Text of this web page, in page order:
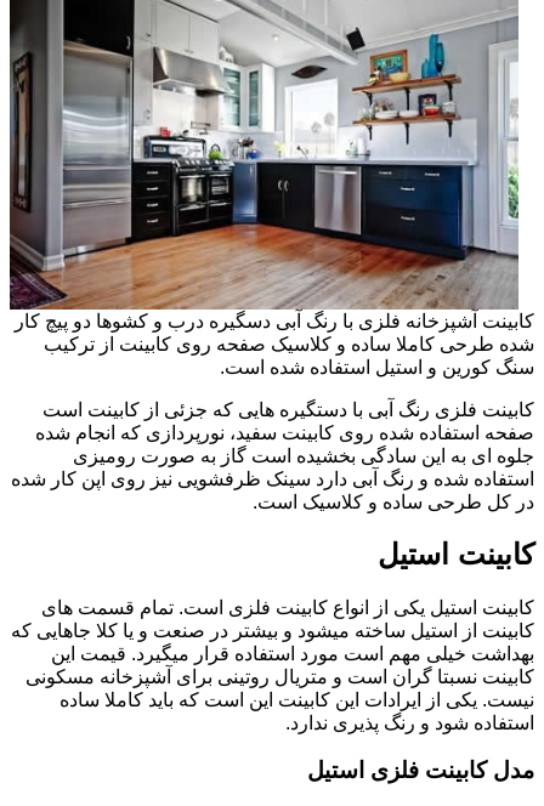
کابینت آشپزخانه فلزی با رنگ آبی دسگیره درب و کشوها دو پیچ کار
شده طرحی کاملا ساده و کلاسیک صفحه روی کابینت از ترکیب
سنگ کورین و استیل استفاده شده است.
کابینت فلزی رنگ آبی با دستگیره هایی که جزئی از کابینت است
صفحه استفاده شده روی کابینت سفید، نورپردازی که انجام شده
جلوه ای به این سادگی بخشیده است گاز به صورت رومیزی
استفاده شده و رنگ آبی دارد سینک ظرفشویی نیز روی اپن کار شده
در کل طرحی ساده و کلاسیک است.
کابینت استیل
کابینت استیل یکی از انواع کابینت فلزی است. تمام قسمت های
کابینت از استیل ساخته میشود و بیشتر در صنعت و یا کلا جاهایی که
بهداشت خیلی مهم است مورد استفاده قرار میگیرد. قیمت این
کابینت نسبتا گران است و متریال روتینی برای آشپزخانه مسکونی
نیست. یکی از ایرادات این کابینت این است که باید کاملا ساده
استفاده شود و رنگ پذیری ندارد.
مدل کابینت فلزی استیل